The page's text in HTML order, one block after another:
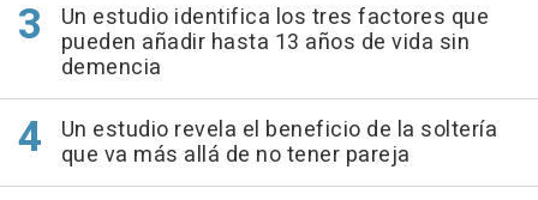
Un estudio identifica los tres factores que
pueden añadir hasta 13 años de vida sin
demencia
Un estudio revela el beneficio de la soltería
que va más allá de no tener pareja